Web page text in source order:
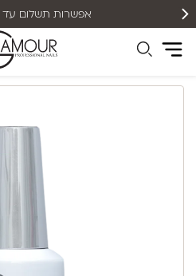
אפשרות תשלום עד 12 תשלומים